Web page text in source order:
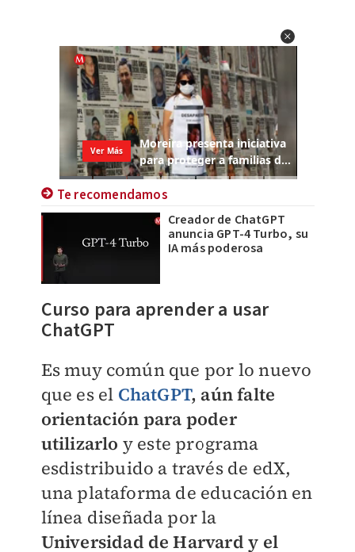
Te recomendamos
Creador de ChatGPT
anuncia GPT-4 Turbo, su
IA más poderosa
Curso para aprender a usar
ChatGPT
Es muy común que por lo nuevo
que es el ChatGPT, aún falte
orientación para poder
utilizarlo y este programa
esdistribuido a través de edX,
una plataforma de educación en
línea diseñada por la
Universidad de Harvard y el